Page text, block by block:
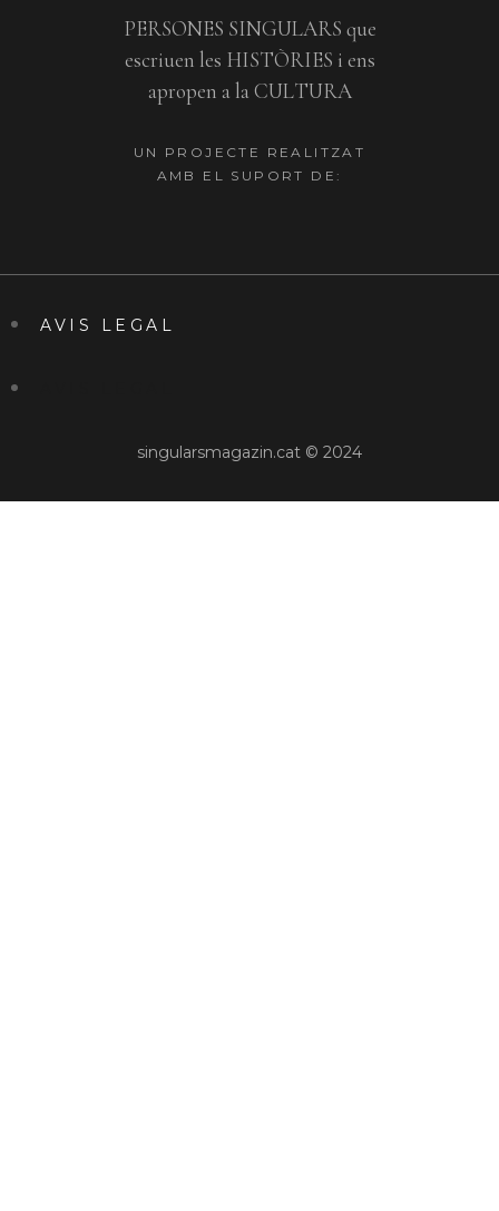
PERSONES SINGULARS que
escriuen les HISTÒRIES i ens
apropen a la CULTURA
UN PROJECTE REALITZAT
AMB EL SUPORT DE:
AVIS LEGAL
singularsmagazin.cat © 2024